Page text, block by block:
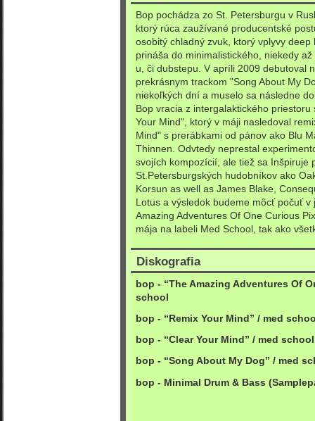
Bop pochádza zo St. Petersburgu v
ktorý rúca zaužívané producentské
osobitý chladný zvuk, ktorý vplyvy deep
prináša do minimalistického, niekedy až
u, či dubstepu . V apríli 2009 debutoval
prekrásnym trackom "Song About My
niekoľkých dní a muselo sa následne
Bop vracia z intergalaktického
Your Mind", ktorý v máji nasledoval
Mind" s prerábkami od pánov ako Blu
Thinnen. Odvtedy neprestal
svojích kompozícií, ale tiež sa Inšpiruje
St.Petersburgských hudobníkov ako
Korsun as well as James Blake,
Lotus a výsledok budeme môcť počuť
Amazing Adventures Of One Curious
mája na labeli Med School, tak ako
Diskografia
bop - “The Amazing Adventures Of
school
bop - “Remix Your Mind” / med
bop - “Clear Your Mind” / med school
bop - “Song About My Dog” / med
bop - Minimal Drum & Bass